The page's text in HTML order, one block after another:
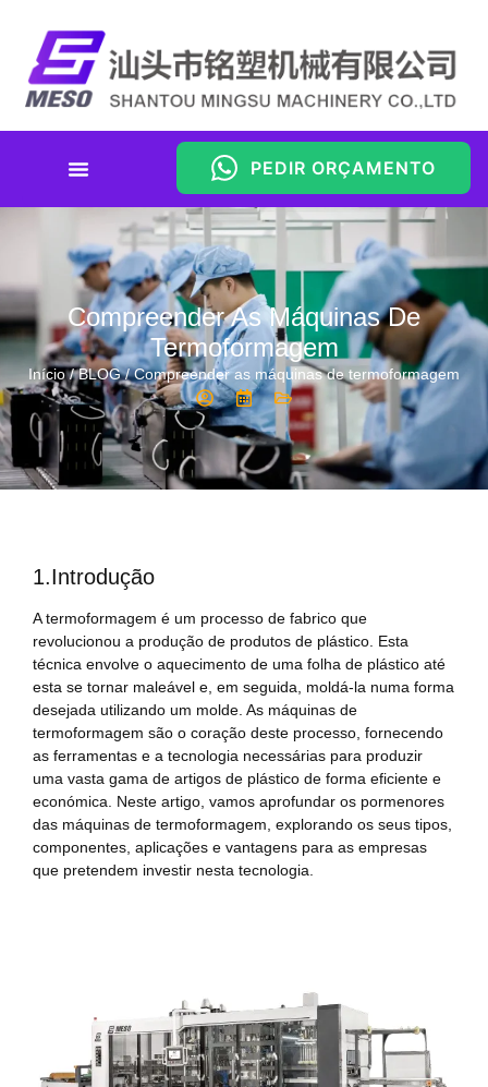
PEDIR ORÇAMENTO
Compreender As Máquinas De
Termoformagem
Início/BLOG/ Compreender as máquinas de termoformagem
1.Introdução
A termoformagem é um processo de fabrico que
revolucionou a produção de produtos de plástico. Esta
técnica envolve o aquecimento de uma folha de plástico até
esta se tornar maleável e, em seguida, moldá-la numa forma
desejada utilizando um molde. As máquinas de
termoformagem são o coração deste processo, fornecendo
as ferramentas e a tecnologia necessárias para produzir
uma vasta gama de artigos de plástico de forma eficiente e
económica. Neste artigo, vamos aprofundar os pormenores
das máquinas de termoformagem, explorando os seus tipos,
componentes, aplicações e vantagens para as empresas
que pretendem investir nesta tecnologia.